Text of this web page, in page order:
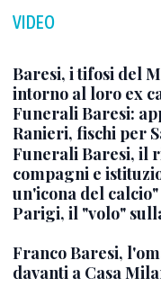
VIDEO
Baresi, i tifosi del
intorno al loro ex
Funerali Baresi:
Ranieri, fischi per
Funerali Baresi, il
compagni e
un'icona del calcio"
Parigi, il "volo"
Franco Baresi,
davanti a Casa